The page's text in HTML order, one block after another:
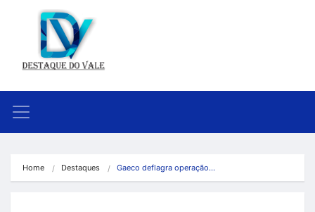
Home Destaques Gaeco deflagra operação…